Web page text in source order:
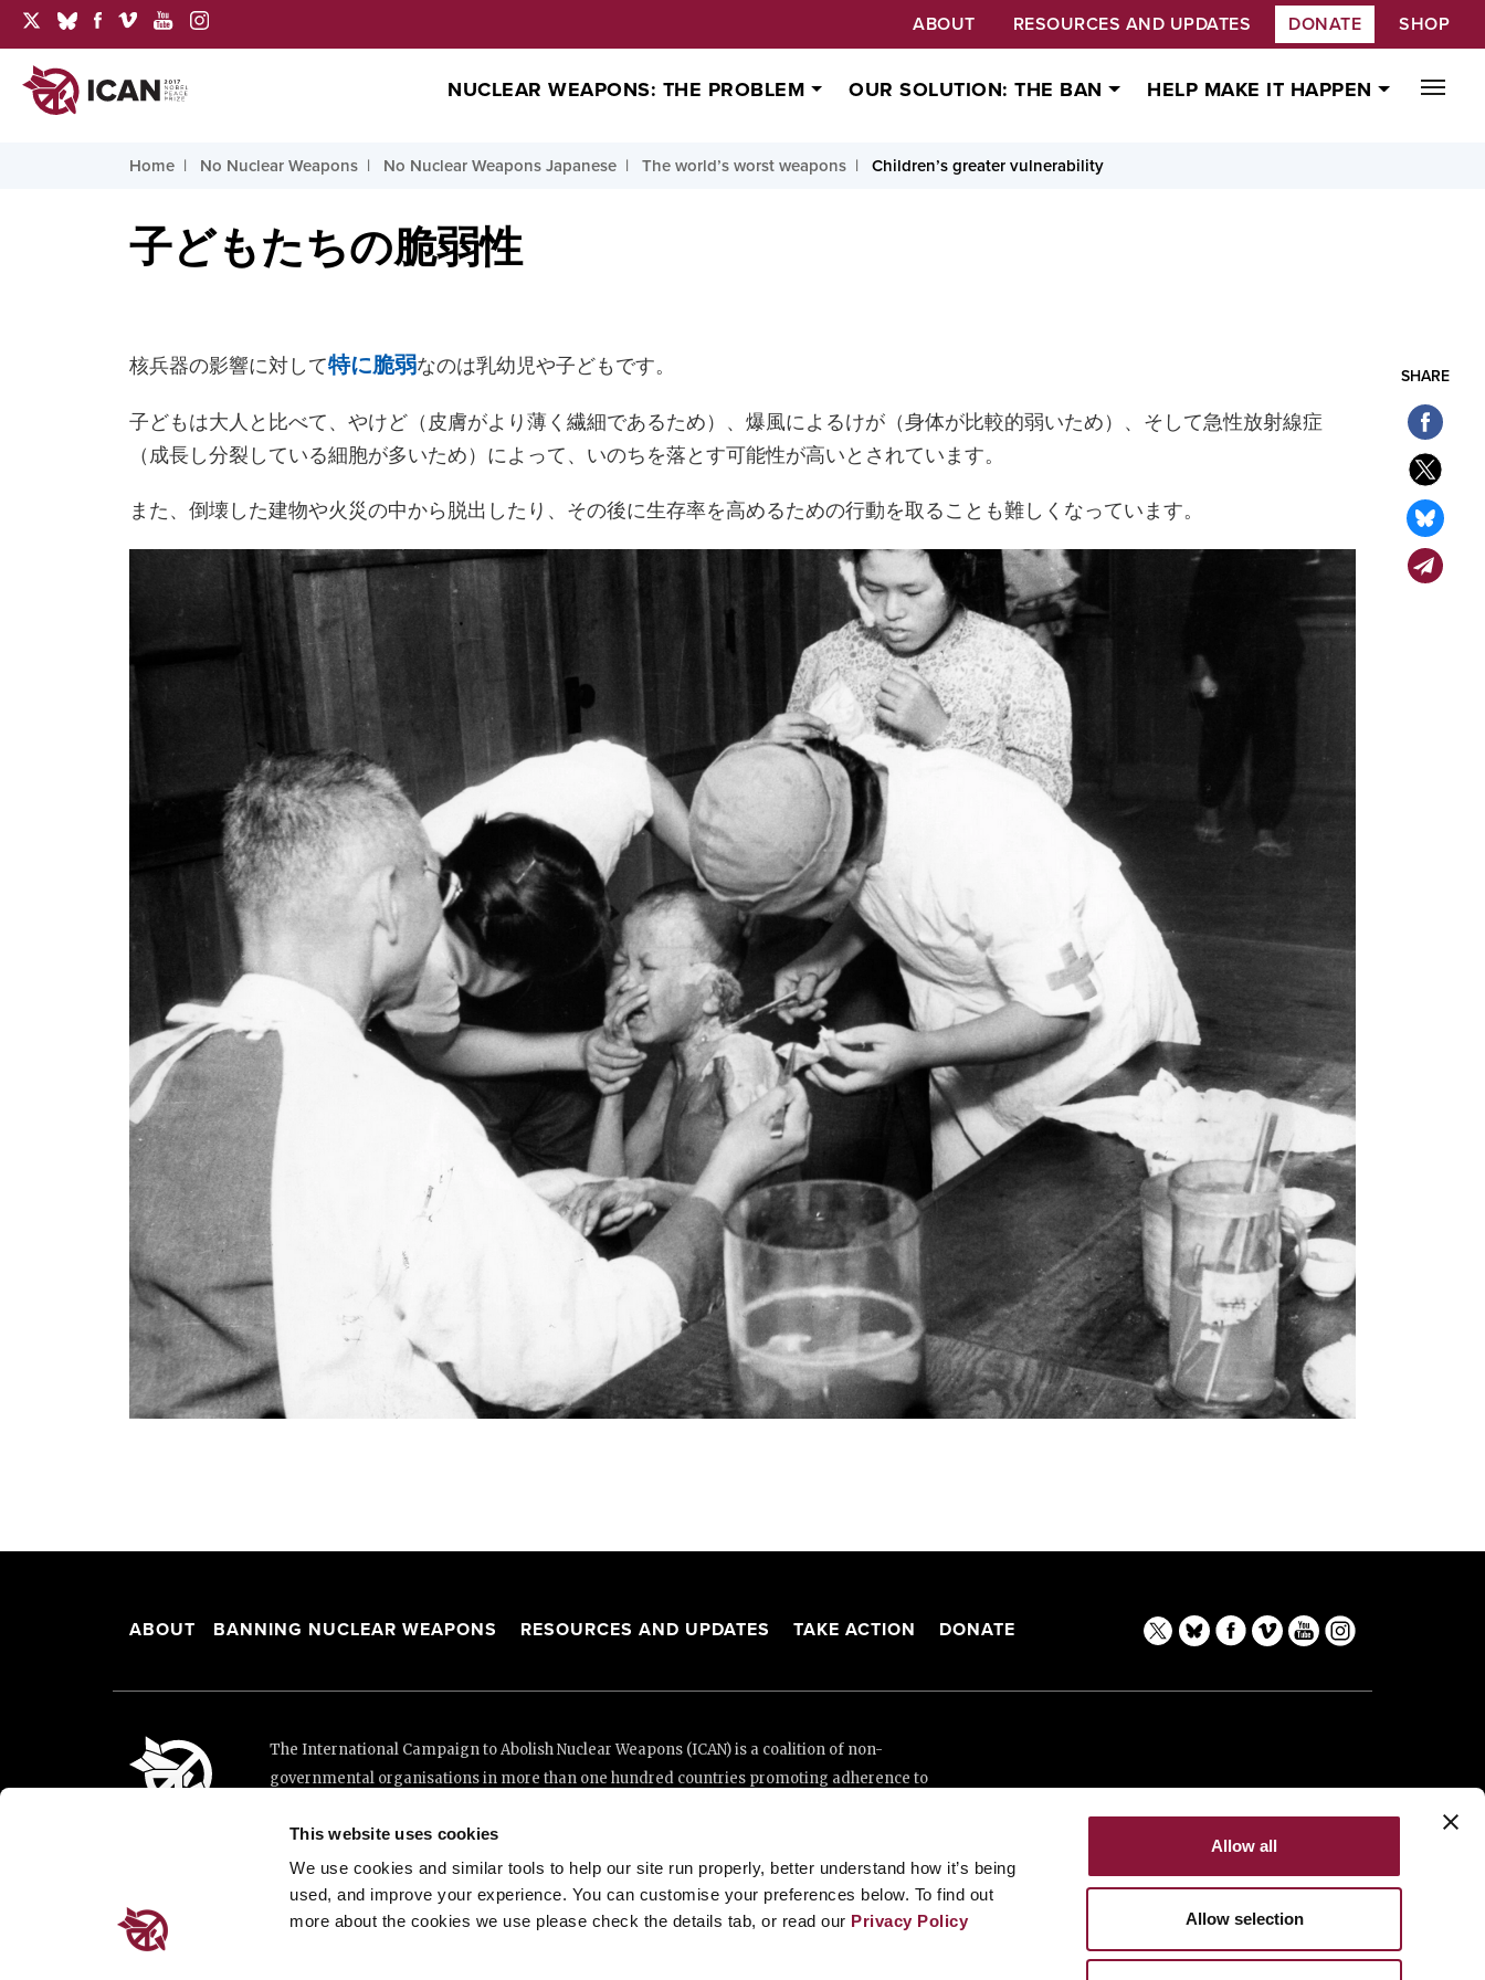
This website uses cookies
We use cookies and similar tools to help our site run properly, better understand how it’s being
used, and improve your experience. You can customise your preferences below. To find out
more about the cookies we use please check the details tab, or read our Privacy Policy
Allow all
Allow selection
ABOUT RESOURCES AND UPDATES DONATE SHOP
NUCLEAR WEAPONS: THE PROBLEM OUR SOLUTION: THE BAN HELP MAKE IT HAPPEN
Home No Nuclear Weapons No Nuclear Weapons Japanese The world’s worst weapons Children’s greater vulnerability
SHARE
子どもたちの脆弱性
核兵器の影響に対して特に脆弱なのは乳幼児や子どもです。
子どもは大人と比べて、やけど（皮膚がより薄く繊細であるため）、爆風によるけが（身体が比較的弱いため）、そして急性放射線症
（成長し分裂している細胞が多いため）によって、いのちを落とす可能性が高いとされています。
また、倒壊した建物や火災の中から脱出したり、その後に生存率を高めるための行動を取ることも難しくなっています。
ABOUT BANNING NUCLEAR WEAPONS RESOURCES AND UPDATES TAKE ACTION DONATE
The International Campaign to Abolish Nuclear Weapons (ICAN) is a coalition of non-
governmental organisations in more than one hundred countries promoting adherence to
This website was made possible thanks to the generous support of New Zealand and Swiss
Loterie Romande.